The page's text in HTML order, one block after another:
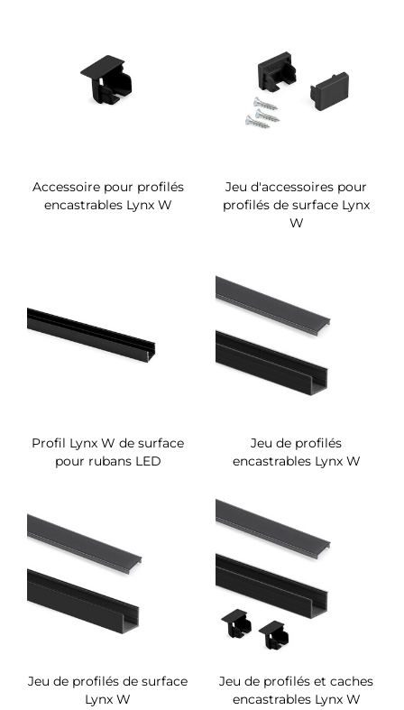
Accessoire pour profilés
encastrables Lynx W
Jeu d'accessoires pour
profilés de surface Lynx
W
Profil Lynx W de surface
pour rubans LED
Jeu de profilés
encastrables Lynx W
Jeu de profilés de surface
Lynx W
Jeu de profilés et caches
encastrables Lynx W